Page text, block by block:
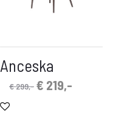
Anceska
€299,- Oorspronkelijke
€ 219,-